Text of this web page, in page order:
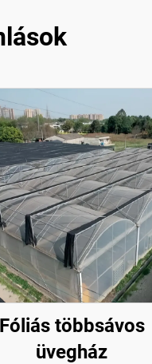
Fóliás többsávos
üvegház